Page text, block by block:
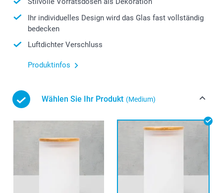
Ihr individuelles Design wird das Glas fast vollständig
bedecken
Luftdichter Verschluss
Produktinfos
Wählen Sie Ihr Produkt (Medium)